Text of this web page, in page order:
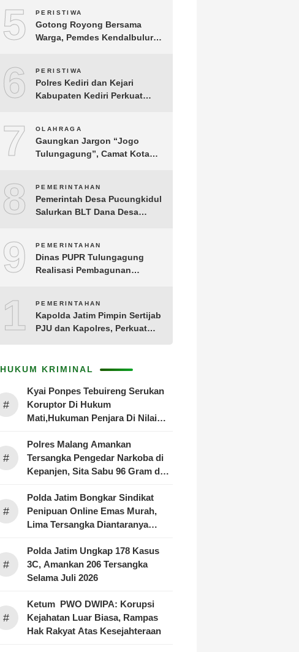
Adegan
5 PERISTIWA
Gotong Royong Bersama
Warga, Pemdes Kendalbulur
6 PERISTIWA
Polres Kediri dan Kejari
Kabupaten Kediri Perkuat
7 OLAHRAGA
Gaungkan Jargon “Jogo
Tulungagung”, Camat Kota
Tamanan
8 PEMERINTAHAN
Pemerintah Desa Pucungkidul
Salurkan BLT Dana Desa
9 PEMERINTAHAN
Dinas PUPR Tulungagung
Realisasi Pembagunan
10PEMERINTAHAN
Kapolda Jatim Pimpin Sertijab
PJU dan Kapolres, Perkuat
HUKUM KRIMINAL
#
Kyai Ponpes Tebuireng Serukan
Koruptor Di Hukum
Mati,Hukuman Penjara Di Nilai
#
Polres Malang Amankan
Tersangka Pengedar Narkoba di
Kepanjen, Sita Sabu 96 Gram dan
#
Polda Jatim Bongkar Sindikat
Penipuan Online Emas Murah,
Lima Tersangka Diantaranya
#
Polda Jatim Ungkap 178 Kasus
3C, Amankan 206 Tersangka
Selama Juli 2026
#
Ketum PWO DWIPA: Korupsi
Kejahatan Luar Biasa, Rampas
Hak Rakyat Atas Kesejahteraan